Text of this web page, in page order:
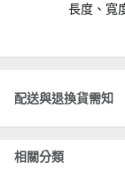
長度、寬
配送與退換貨需知
相關分類